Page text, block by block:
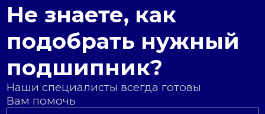
Не знаете, как
подобрать нужный
подшипник?
Наши специалисты всегда готовы
Вам помочь